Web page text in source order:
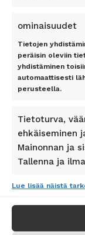
ominaisuudet
Tietojen
peräisin oleviin
yhdistäminen
automaattisesti
perusteella.
Tietoturva,
ehkäiseminen
Mainonnan ja
Tallenna ja
Lue lisää näistä
Pidetty 162
SEURAA MEITÄ
© Copyright